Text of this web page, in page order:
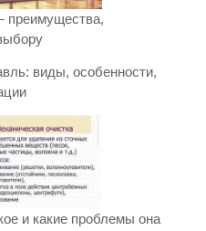
преимущества,
виды, особенности,
и какие проблемы она